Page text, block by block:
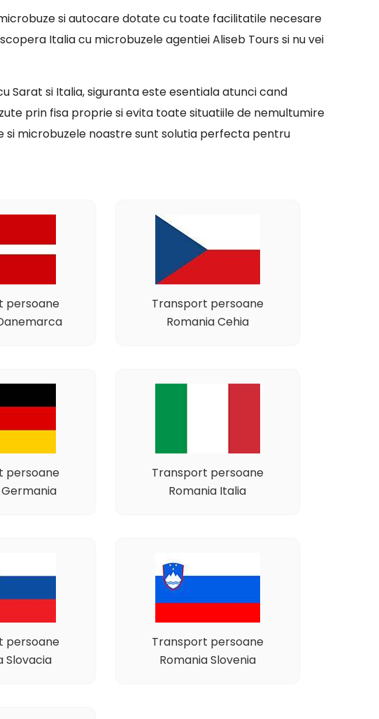
si autocare dotate cu toate facilitatile necesare
Italia cu microbuzele agentiei Aliseb Tours si nu vei
Sarat si Italia, siguranta este esentiala atunci cand
prin fisa proprie si evita toate situatiile de nemultumire
microbuzele noastre sunt solutia perfecta pentru
persoane
Transport persoane
Romania Cehia
persoane
Transport persoane
Romania Italia
persoane
Slovacia
Transport persoane
Romania Slovenia